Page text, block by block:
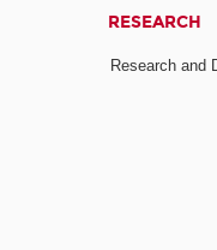
RESEARCH
Research and